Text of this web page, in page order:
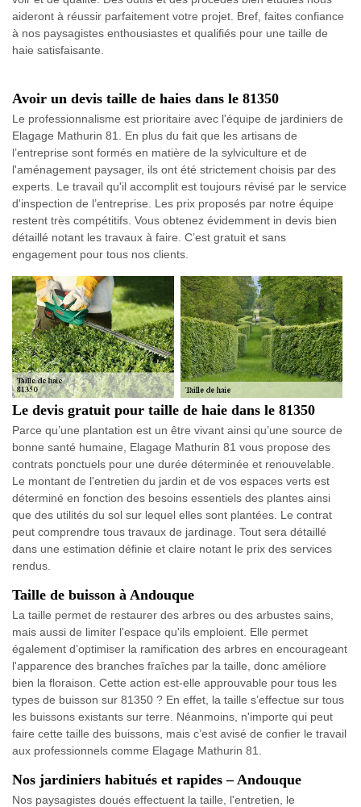
aideront à réussir parfaitement votre projet. Bref, faites confiance
à nos paysagistes enthousiastes et qualifiés pour une taille de
haie satisfaisante.
Avoir un devis taille de haies dans le 81350
Le professionnalisme est prioritaire avec l'équipe de jardiniers de
Elagage Mathurin 81. En plus du fait que les artisans de
l’entreprise sont formés en matière de la sylviculture et de
l'aménagement paysager, ils ont été strictement choisis par des
experts. Le travail qu'il accomplit est toujours révisé par le service
d'inspection de l’entreprise. Les prix proposés par notre équipe
restent très compétitifs. Vous obtenez évidemment in devis bien
détaillé notant les travaux à faire. C’est gratuit et sans
engagement pour tous nos clients.
Le devis gratuit pour taille de haie dans le 81350
Parce qu’une plantation est un être vivant ainsi qu’une source de
bonne santé humaine, Elagage Mathurin 81 vous propose des
contrats ponctuels pour une durée déterminée et renouvelable.
Le montant de l'entretien du jardin et de vos espaces verts est
déterminé en fonction des besoins essentiels des plantes ainsi
que des utilités du sol sur lequel elles sont plantées. Le contrat
peut comprendre tous travaux de jardinage. Tout sera détaillé
dans une estimation définie et claire notant le prix des services
rendus.
Taille de buisson à Andouque
La taille permet de restaurer des arbres ou des arbustes sains,
mais aussi de limiter l'espace qu'ils emploient. Elle permet
également d’optimiser la ramification des arbres en encourageant
l'apparence des branches fraîches par la taille, donc améliore
bien la floraison. Cette action est-elle approuvable pour tous les
types de buisson sur 81350 ? En effet, la taille s’effectue sur tous
les buissons existants sur terre. Néanmoins, n'importe qui peut
faire cette taille des buissons, mais c’est avisé de confier le travail
aux professionnels comme Elagage Mathurin 81.
Nos jardiniers habitués et rapides – Andouque
Nos paysagistes doués effectuent la taille, l'entretien, le